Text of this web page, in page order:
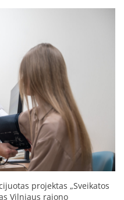
projektas „Sveikatos
Vilniaus rajono